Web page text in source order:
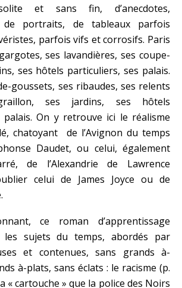
et sans fin, d’anecdotes,
de portraits, de tableaux parfois
parfois vifs et corrosifs. Paris
ses lavandières, ses coupe-
ses hôtels particuliers, ses palais.
goussets, ses ribaudes, ses relents
ses jardins, ses hôtels
palais. On y retrouve ici le réalisme
chatoyant de l’Avignon du temps
Daudet, ou celui, également
de l’Alexandrie de Lawrence
celui de James Joyce ou de
ce roman d’apprentissage
les sujets du temps, abordés par
et contenues, sans grands à-
à-plats, sans éclats : le racisme (p.
« cartouche » que la police des Noirs